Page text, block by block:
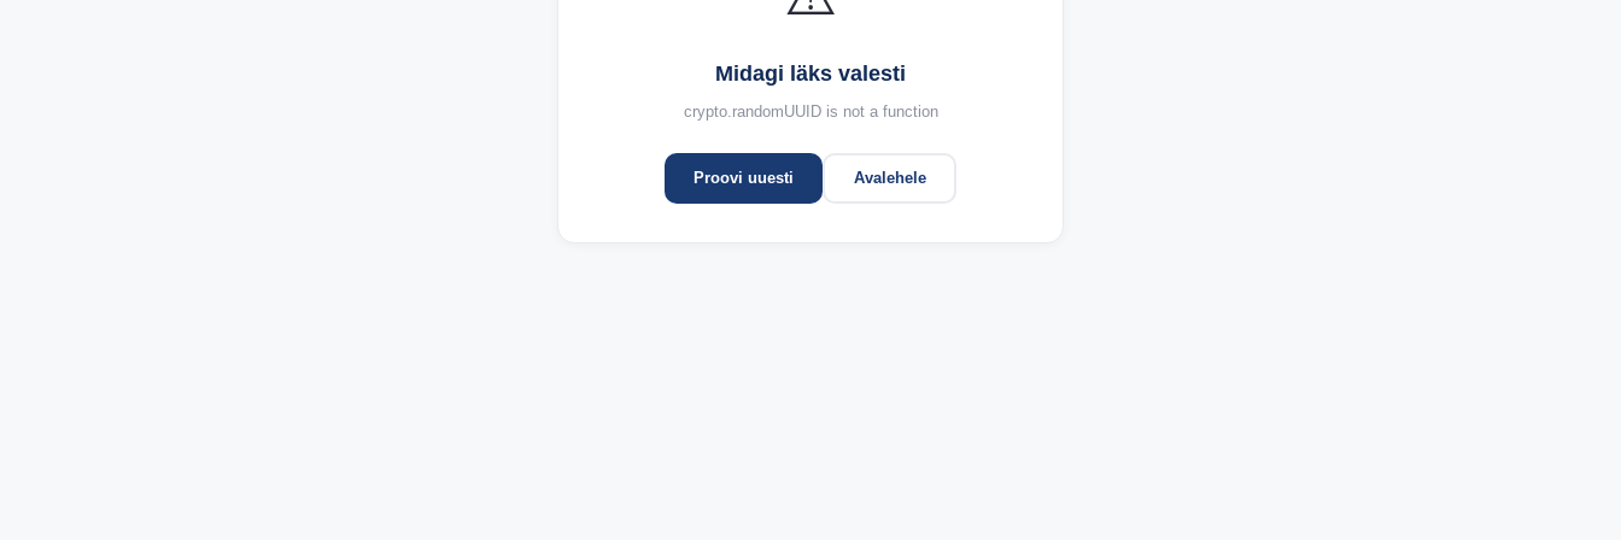
Midagi läks valesti
crypto.randomUUID is not a function
Proovi uuesti Avalehele